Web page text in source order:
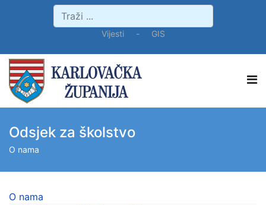
Vijesti- GIS
Odsjek za školstvo
O nama
O nama